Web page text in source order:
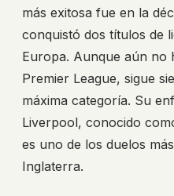
más exitosa fue en la
conquistó dos títulos de
Europa. Aunque aún no
Premier League, sigue
máxima categoría. Su
Liverpool, conocido
es uno de los duelos
Inglaterra.